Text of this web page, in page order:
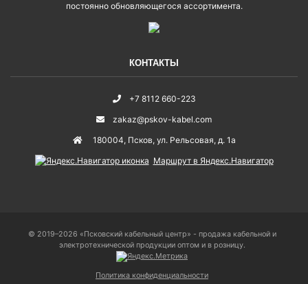
постоянно обновляющегося ассортимента.
КОНТАКТЫ
+7 8112 660-223
zakaz@pskov-kabel.com
180004, Псков, ул. Рельсовая, д. 1а
Маршрут в Яндекс.Навигатор
© 2019–2026 «Псковский кабельный центр» - продажа кабельной и
электротехнической продукции оптом и в розницу.
Политика конфиденциальности